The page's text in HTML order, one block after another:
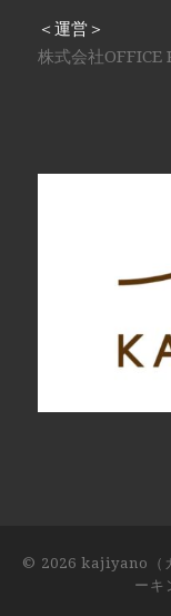
＜運営＞
株式会社OFFICE
© 2026 kajiyano（
ーキ